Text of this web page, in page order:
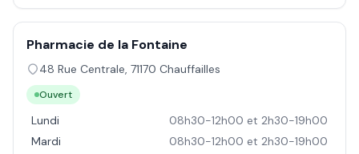
Pharmacie de la Fontaine
48 Rue Centrale, 71170 Chauffailles
Ouvert
Lundi
08h30-12h00 et 2h30-19h00
Mardi
08h30-12h00 et 2h30-19h00